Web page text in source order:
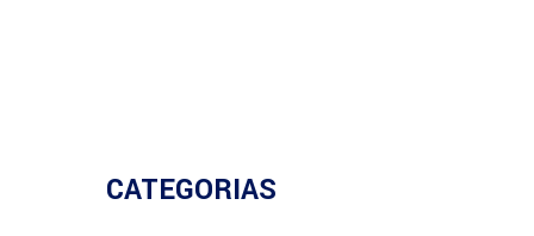
CATEGORIAS